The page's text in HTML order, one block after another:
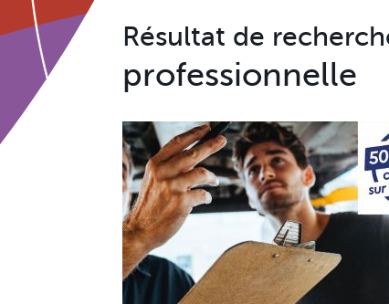
Résultat de
professionnelle